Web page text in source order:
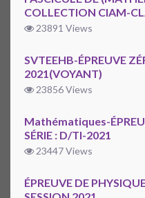
COLLECTION CIAM-
23891 Views
SVTEEHB-ÉPREUVE
2021(VOYANT)
23856 Views
Mathématiques-
SÉRIE : D/TI-2021
23447 Views
ÉPREUVE DE